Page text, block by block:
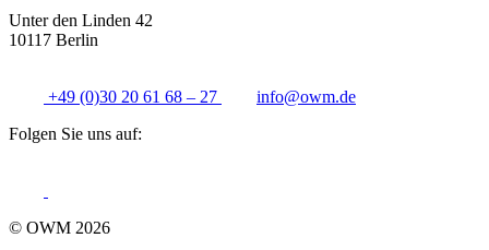
Unter den Linden 42
10117 Berlin
+49 (0)30 20 61 68 – 27 info@owm.de
Folgen Sie uns auf:
© OWM 2026